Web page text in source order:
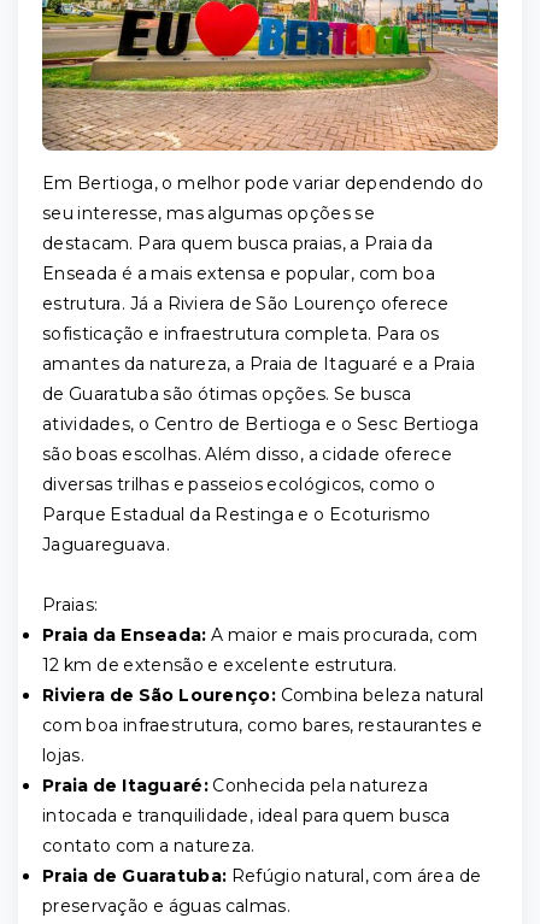
Em Bertioga, o melhor pode variar dependendo do
seu interesse, mas algumas opções se
destacam. Para quem busca praias, a Praia da
Enseada é a mais extensa e popular, com boa
estrutura. Já a Riviera de São Lourenço oferece
sofisticação e infraestrutura completa. Para os
amantes da natureza, a Praia de Itaguaré e a Praia
de Guaratuba são ótimas opções. Se busca
atividades, o Centro de Bertioga e o Sesc Bertioga
são boas escolhas. Além disso, a cidade oferece
diversas trilhas e passeios ecológicos, como o
Parque Estadual da Restinga e o Ecoturismo
Jaguareguava.
Praias:
Praia da Enseada: A maior e mais procurada, com
12 km de extensão e excelente estrutura.
Riviera de São Lourenço:Combina beleza natural
com boa infraestrutura, como bares, restaurantes e
lojas.
Praia de Itaguaré:Conhecida pela natureza
intocada e tranquilidade, ideal para quem busca
contato com a natureza.
Praia de Guaratuba: Refúgio natural, com área de
preservação e águas calmas.